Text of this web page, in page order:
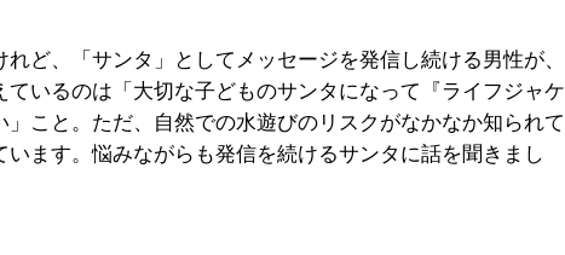
ど、「サンタ」としてメッセージを発信し続ける男性が、
ているのは「大切な子どものサンタになって『ライフジャケ
」こと。ただ、自然での水遊びのリスクがなかなか知られて
います。悩みながらも発信を続けるサンタに話を聞きまし